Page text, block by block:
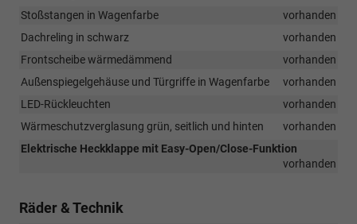
Stoßstangen in Wagenfarbe
vorhanden
Dachreling in schwarz
vorhanden
Frontscheibe wärmedämmend
vorhanden
Außenspiegelgehäuse und Türgriffe in Wagenfarbe
vorhanden
LED-Rückleuchten
vorhanden
Wärmeschutzverglasung grün, seitlich und hinten
vorhanden
Elektrische Heckklappe mit Easy-Open/Close-Funktion
vorhanden
Räder & Technik